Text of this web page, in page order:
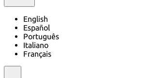
English
Español
Português
Italiano
Français